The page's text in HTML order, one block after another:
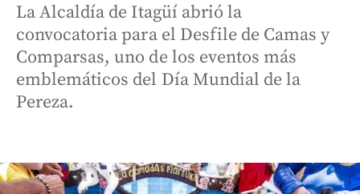
La Alcaldía de Itagüí abrió la
convocatoria para el Desfile de Camas y
Comparsas, uno de los eventos más
emblemáticos del Día Mundial de la
Pereza.